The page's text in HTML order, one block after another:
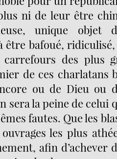
ni de leur être
unique objet
être bafoué,
des plus
de ces charlatans
ou de Dieu ou
sera la peine de celui
fautes. Que les
les plus
afin d’achever